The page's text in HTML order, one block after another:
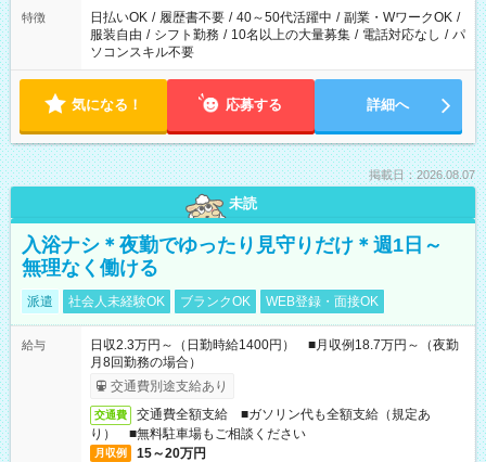
特徴 日払いOK / 履歴書不要 / 40～50代活躍中 / 副業・WワークOK /
服装自由 / シフト勤務 / 10名以上の大量募集 / 電話対応なし / パ
ソコンスキル不要
気になる！ 応募する 詳細へ
掲載日：2026.08.07
未読
入浴ナシ＊夜勤でゆったり見守りだけ＊週1日～
無理なく働ける
派遣 社会人未経験OK ブランクOK WEB登録・面接OK
給与
日収2.3万円～（日勤時給1400円） ■月収例18.7万円～（夜勤
月8回勤務の場合）
交通費別途支給あり
交通費
交通費全額支給 ■ガソリン代も全額支給（規定あ
り） ■無料駐車場もご相談ください
月収例 15～20万円